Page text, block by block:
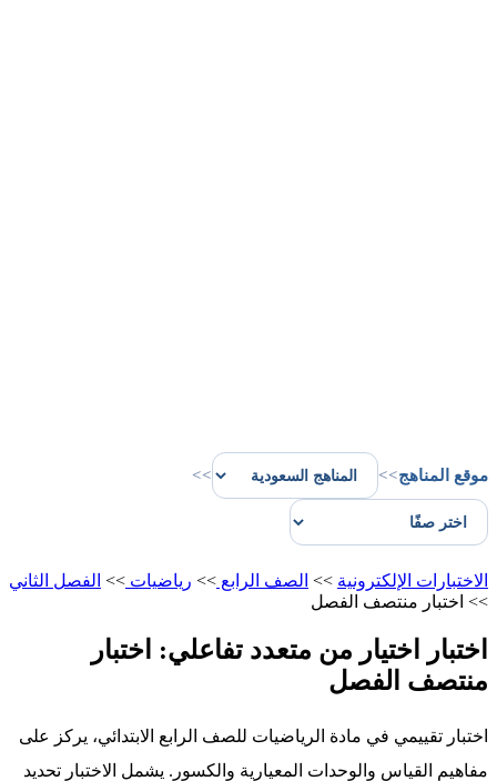
موقع المناهج>>
>>
الاختبارات الإلكترونية >> الصف الرابع >> رياضيات >> الفصل الثاني
>> اختبار منتصف الفصل
اختبار اختيار من متعدد تفاعلي: اختبار
منتصف الفصل
اختبار تقييمي في مادة الرياضيات للصف الرابع الابتدائي، يركز على
مفاهيم القياس والوحدات المعيارية والكسور. يشمل الاختبار تحديد